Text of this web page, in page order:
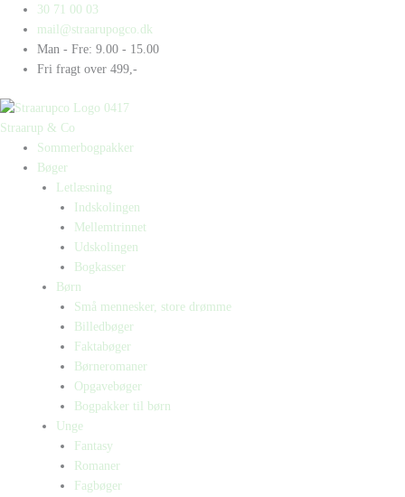
indholdet
30 71 00 03
mail@straarupogco.dk
Man - Fre: 9.00 - 15.00
Fri fragt over 499,-
Straarup & Co
Sommerbogpakker
Bøger
Letlæsning
Indskolingen
Mellemtrinnet
Udskolingen
Bogkasser
Børn
Små mennesker, store drømme
Billedbøger
Faktabøger
Børneromaner
Opgavebøger
Bogpakker til børn
Unge
Fantasy
Romaner
Fagbøger
Products
search
Products
search
Small